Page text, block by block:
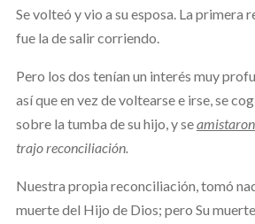
Se volteó y vio a su esposa. La primera
fue la de salir corriendo.
Pero los dos tenían un interés muy
así que en vez de voltearse e irse, se
sobre la tumba de su hijo, y se
trajo reconciliación.
Nuestra propia reconciliación, tomó
muerte del Hijo de Dios; pero Su